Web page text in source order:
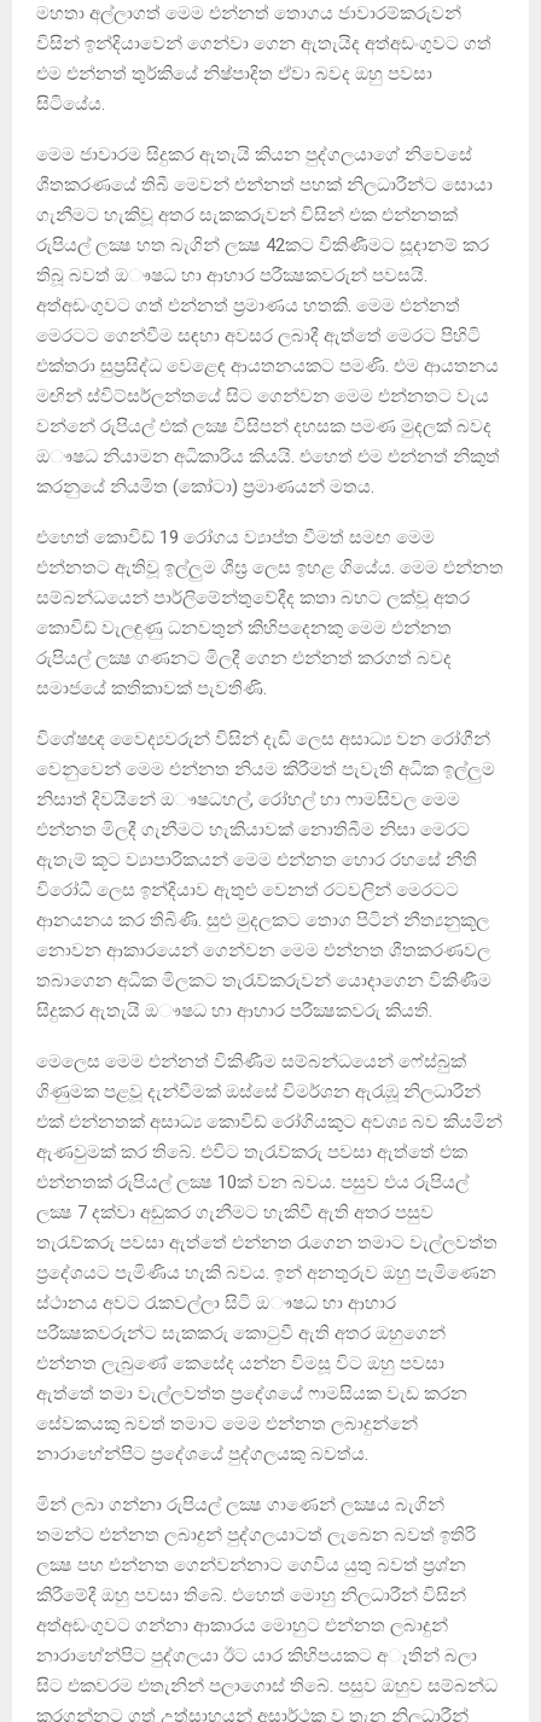
මහතා අල්ලාගත් මෙම එන්නත් තොගය ජාවාරම්කරුවන්
විසින් ඉන්දියාවෙන් ගෙන්වා ගෙන ඇතැයිද අත්අඩංගුවට ගත්
එම එන්නත් තුර්කියේ නිෂ්පාදිත ඒවා බවද ඔහු පවසා
සිටියේය.
මෙම ජාවාරම සිදුකර ඇතැයි කියන පුද්ගලයාගේ නිවෙසේ
ශීතකරණයේ තිබී මෙවන් එන්නත් පහක් නිලධාරීන්ට සොයා
ගැනීමට හැකිවූ අතර සැකකරුවන් විසින් එක එන්නතක්
රුපියල් ලක්‍ෂ හත බැගින් ලක්‍ෂ 42කට විකිණීමට සූදානම් කර
තිබූ බවත් ඔෟෂධ හා ආහාර පරීක්‍ෂකවරුන් පවසයි.
අත්අඩංගුවට ගත් එන්නත් ප්‍රමාණය හතකි. මෙම එන්නත්
මෙරටට ගෙන්වීම සඳහා අවසර ලබාදී ඇත්තේ මෙරට පිහිටි
එක්තරා සුප්‍රසිද්ධ වෙළෙඳ ආයතනයකට පමණි. එම ආයතනය
මඟින් ස්විට්සර්ලන්තයේ සිට ගෙන්වන මෙම එන්නතට වැය
වන්නේ රුපියල් එක් ලක්‍ෂ විසිපන් දහසක පමණ මුදලක් බවද
ඔෟෂධ නියාමන අධිකාරිය කියයි. එහෙත් එම එන්නත් නිකුත්
කරනුයේ නියමිත (කෝටා) ප්‍රමාණයන් මතය.
එහෙත් කොවිඩ් 19 රෝගය ව්‍යාප්ත වීමත් සමඟ මෙම
එන්නතට ඇතිවූ ඉල්ලුම ශීඝ්‍ර ලෙස ඉහළ ගියේය. මෙම එන්නත
සම්බන්ධයෙන් පාර්ලිමේන්තුවේදීද කතා බහට ලක්වූ අතර
කොවිඩ් වැලඳුණු ධනවතුන් කිහිපදෙනකු මෙම එන්නත
රුපියල් ලක්‍ෂ ගණනට මිලදී ගෙන එන්නත් කරගත් බවද
සමාජයේ කතිකාවක් පැවතිණි.
විශේෂඥ වෛද්‍යවරුන් විසින් දැඩි ලෙස අසාධ්‍ය වන රෝගීන්
වෙනුවෙන් මෙම එන්නත නියම කිරීමත් පැවැති අධික ඉල්ලුම
නිසාත් දිවයිනේ ඔෟෂධහල්, රෝහල් හා ෆාමසිවල මෙම
එන්නත මිලදී ගැනීමට හැකියාවක් නොතිබීම නිසා මෙරට
ඇතැම් කූට ව්‍යාපාරිකයන් මෙම එන්නත හොර රහසේ නීති
විරෝධී ලෙස ඉන්දියාව ඇතුළු වෙනත් රටවලින් මෙරටට
ආනයනය කර තිබිණි. සුළු මුදලකට තොග පිටින් නීත්‍යනුකූල
නොවන ආකාරයෙන් ගෙන්වන මෙම එන්නත ශීතකරණවල
තබාගෙන අධික මිලකට තැරැව්කරුවන් යොදාගෙන විකිණීම
සිදුකර ඇතැයි ඔෟෂධ හා ආහාර පරීක්‍ෂකවරු කියති.
මෙලෙස මෙම එන්නත් විකිණීම සම්බන්ධයෙන් ෆේස්බුක්
ගිණුමක පළවූ දැන්වීමක් ඔස්සේ විමර්ශන ඇරැඹූ නිලධාරීන්
එක් එන්නතක් අසාධ්‍ය කොවිඩ් රෝගියකුට අවශ්‍ය බව කියමින්
ඇණවුමක් කර තිබේ. එවිට තැරැව්කරු පවසා ඇත්තේ එක
එන්නතක් රුපියල් ලක්‍ෂ 10ක් වන බවය. පසුව එය රුපියල්
ලක්‍ෂ 7 දක්වා අඩුකර ගැනීමට හැකිවී ඇති අතර පසුව
තැරැව්කරු පවසා ඇත්තේ එන්නත රැගෙන තමාට වැල්ලවත්ත
ප්‍රදේශයට පැමිණිය හැකි බවය. ඉන් අනතුරුව ඔහු පැමිණෙන
ස්ථානය අවට රැකවල්ලා සිටි ඔෟෂධ හා ආහාර
පරීක්‍ෂකවරුන්ට සැකකරු කොටුවී ඇති අතර ඔහුගෙන්
එන්නත ලැබුණේ කෙසේද යන්න විමසූ විට ඔහු පවසා
ඇත්තේ තමා වැල්ලවත්ත ප්‍රදේශයේ ෆාමසියක වැඩ කරන
සේවකයකු බවත් තමාට මෙම එන්නත ලබාදුන්නේ
නාරාහේන්පිට ප්‍රදේශයේ පුද්ගලයකු බවත්ය.
මින් ලබා ගන්නා රුපියල් ලක්‍ෂ ගාණෙන් ලක්‍ෂය බැගින්
තමන්ට එන්නත ලබාදුන් පුද්ගලයාටත් ලැබෙන බවත් ඉතිරි
ලක්‍ෂ පහ එන්නත ගෙන්වන්නාට ගෙවිය යුතු බවත් ප්‍රශ්න
කිරීමේදී ඔහු පවසා තිබේ. එහෙත් මොහු නිලධාරීන් විසින්
අත්අඩංගුවට ගන්නා ආකාරය මොහුට එන්නත ලබාදුන්
නාරාහේන්පිට පුද්ගලයා ඊට යාර කිහිපයකට අෑතින් බලා
සිට එකවරම එතැනින් පලාගොස් තිබේ. පසුව ඔහුව සම්බන්ධ
කරගන්නට ගත් උත්සාහයන් අසාර්ථක වූ තැන නිලධාරීන්